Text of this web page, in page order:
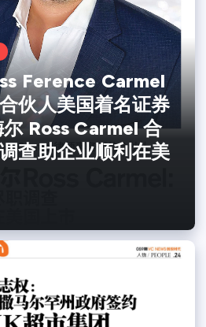
Ference Carmel
伙人美国着名证券
尔 Ross Carmel 合
查助企业顺利在美